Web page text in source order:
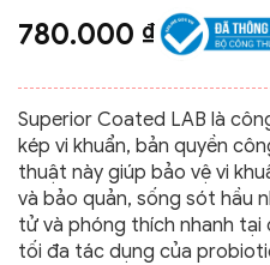
780.000 ₫
Superior Coated LAB là
kép vi khuẩn, bản quyền
thuật này giúp bảo vệ vi
và bảo quản, sống sót hầu
tử và phóng thích nhanh
tối đa tác dụng của